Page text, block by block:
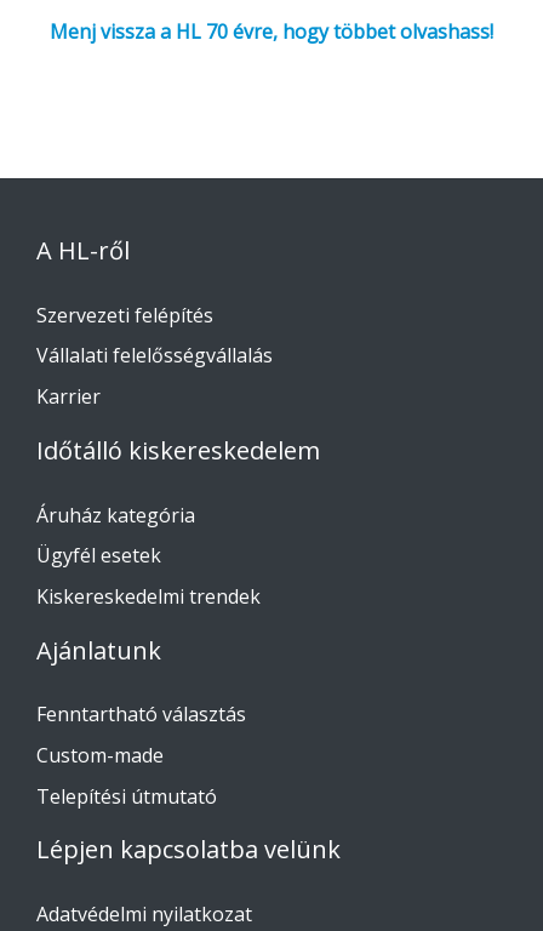
Menj vissza a HL 70 évre, hogy többet olvashass!
A HL-ről
Szervezeti felépítés
Vállalati felelősségvállalás
Karrier
Időtálló kiskereskedelem
Áruház kategória
Ügyfél esetek
Kiskereskedelmi trendek
Ajánlatunk
Fenntartható választás
Custom-made
Telepítési útmutató
Lépjen kapcsolatba velünk
Adatvédelmi nyilatkozat